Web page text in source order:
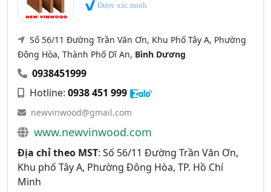
Được xác minh
Số 56/11 Đường Trần Văn Ơn, Khu Phố Tây A, Phường
Đông Hòa, Thành Phố Dĩ An, Bình Dương
0938451999
Hotline: 0938 451 999
newvinwood@gmail.com
www.newvinwood.com
Địa chỉ theo MST: Số 56/11 Đường Trần Văn Ơn,
Khu phố Tây A, Phường Đông Hòa, TP. Hồ Chí
Minh